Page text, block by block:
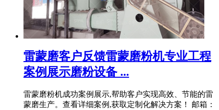
雷蒙磨客户反馈雷蒙磨粉机专业工程
案例展示磨粉设备 ...
雷蒙磨粉机成功案例展示,帮助客户实现高效、节能的雷
蒙磨生产。查看详细案例,获取定制化解决方案！ 邮箱：